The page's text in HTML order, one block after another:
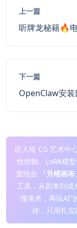
上一篇
听牌龙秘籍🔥
下一篇
OpenClaw安
匠人绘 CG 艺术中
性控制、LoRA模
度结合
「升维画布
工具，从剧本到成
懂美术，再玩AI”
传，只用扎实